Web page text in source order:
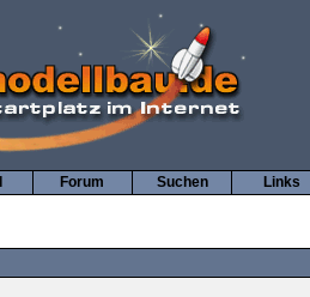
Links
Suchen
Forum